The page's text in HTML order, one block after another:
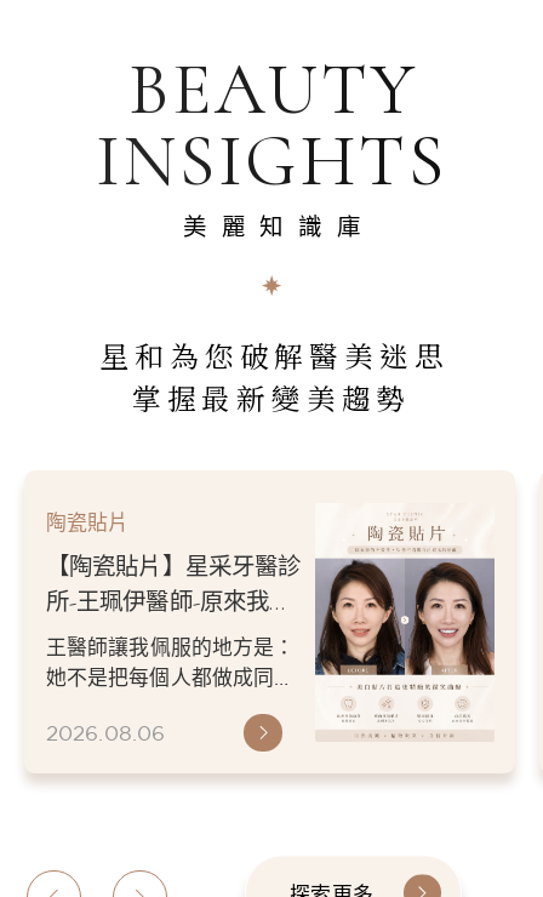
BEAUTY
INSIGHTS
美麗知識庫
星和為您破解醫美迷思
掌握最新變美趨勢
陶瓷貼片
【陶瓷貼片】星采牙醫診
所-王珮伊醫師-原來我的
不愛笑，只是不喜歡自己
原本的牙齒
王醫師讓我佩服的地方是：
她不是把每個人都做成同一
更適合自己的樣子。 現...
2026.08.06